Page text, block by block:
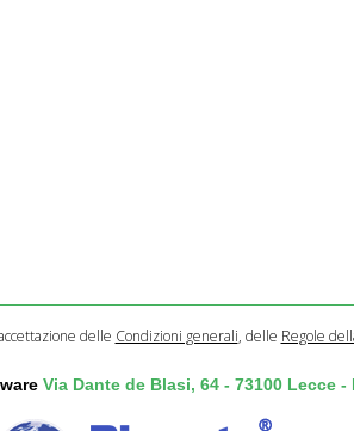
delle Condizioni generali, delle Regole
Via Dante de Blasi, 64 - 73100 Lecce -